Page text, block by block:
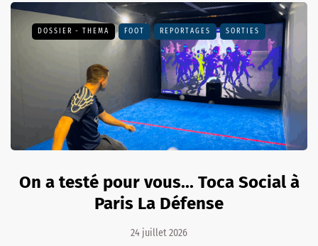
DOSSIER - THEMA FOOT REPORTAGES SORTIES
On a testé pour vous... Toca Social à
Paris La Défense
24 juillet 2026